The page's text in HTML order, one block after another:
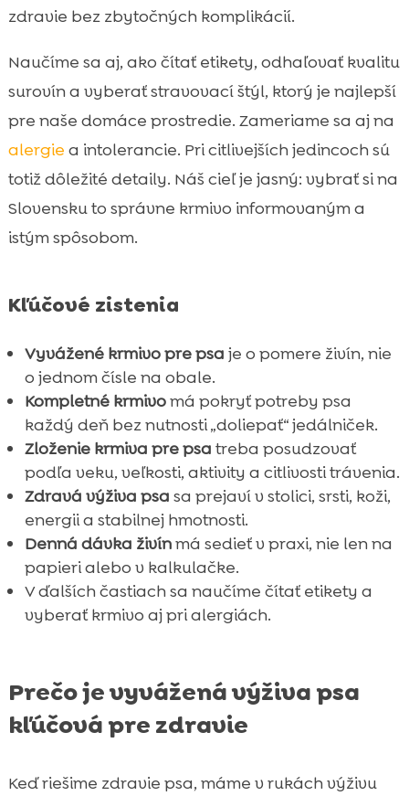
zdravie bez zbytočných komplikácií.
Naučíme sa aj, ako čítať etikety, odhaľovať kvalitu
surovín a vyberať stravovací štýl, ktorý je najlepší
pre naše domáce prostredie. Zameriame sa aj na
alergie a intolerancie. Pri citlivejších jedincoch sú
totiž dôležité detaily. Náš cieľ je jasný: vybrať si na
Slovensku to správne krmivo informovaným a
istým spôsobom.
Kľúčové zistenia
Vyvážené krmivo pre psa je o pomere živín, nie
o jednom čísle na obale.
Kompletné krmivomá pokryť potreby psa
každý deň bez nutnosti „doliepať“ jedálniček.
Zloženie krmiva pre psa treba posudzovať
podľa veku, veľkosti, aktivity a citlivosti trávenia.
Zdravá výživa psa sa prejaví v stolici, srsti, koži,
energii a stabilnej hmotnosti.
Denná dávka živínmá sedieť v praxi, nie len na
papieri alebo v kalkulačke.
V ďalších častiach sa naučíme čítať etikety a
vyberať krmivo aj pri alergiách.
Prečo je vyvážená výživa psa
kľúčová pre zdravie
Keď riešime zdravie psa, máme v rukách výživu